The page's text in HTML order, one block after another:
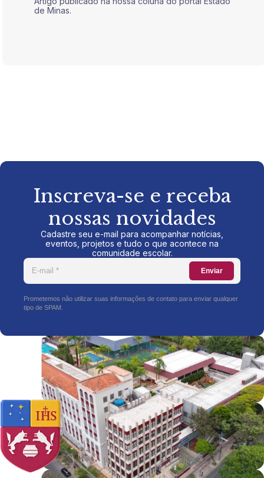
de Minas.
Inscreva-se e receba
nossas novidades
Cadastre seu e-mail para acompanhar notícias,
eventos, projetos e tudo o que acontece na
comunidade escolar.
Enviar
Prometemos não utilizar suas informações de contato para enviar qualquer
tipo de SPAM.